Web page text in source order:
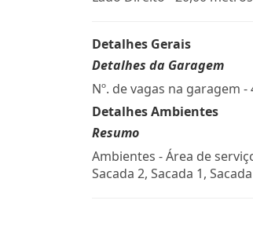
Detalhes Gerais
Detalhes da Garagem
Nº. de vagas na garagem -
Detalhes Ambientes
Resumo
Ambientes - Área de
Sacada 2, Sacada 1,